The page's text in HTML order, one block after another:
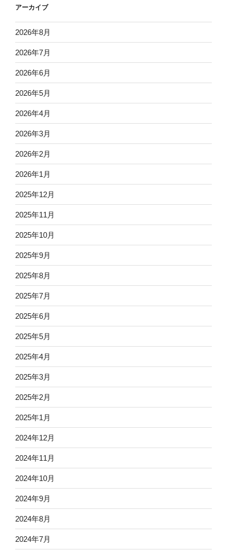
アーカイブ
2026年8月
2026年7月
2026年6月
2026年5月
2026年4月
2026年3月
2026年2月
2026年1月
2025年12月
2025年11月
2025年10月
2025年9月
2025年8月
2025年7月
2025年6月
2025年5月
2025年4月
2025年3月
2025年2月
2025年1月
2024年12月
2024年11月
2024年10月
2024年9月
2024年8月
2024年7月